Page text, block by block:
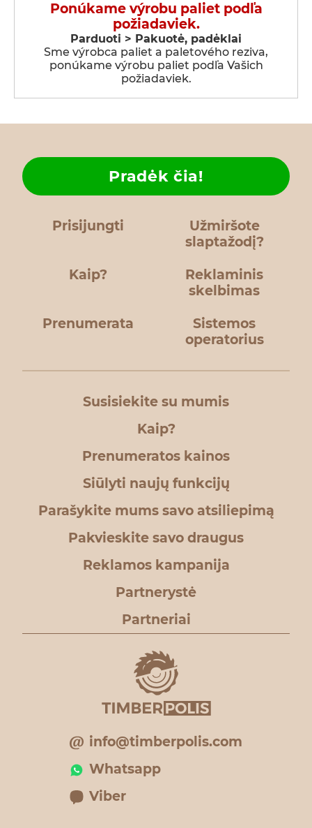
Ponúkame výrobu paliet podľa
požiadaviek.
Parduoti > Pakuotė, padėklai
Sme výrobca paliet a paletového reziva,
ponúkame výrobu paliet podľa Vašich
požiadaviek.
Prisijungti
Užmiršote
slaptažodį?
Kaip?
Pradėk čia!
Reklaminis
skelbimas
Prenumerata
Sistemos
operatorius
Susisiekite su mumis
Kaip?
Prenumeratos kainos
Siūlyti naujų funkcijų
Parašykite mums savo atsiliepimą
Pakvieskite savo draugus
Reklamos kampanija
Partnerystė
Partneriai
info@timberpolis.com
Whatsapp
Viber